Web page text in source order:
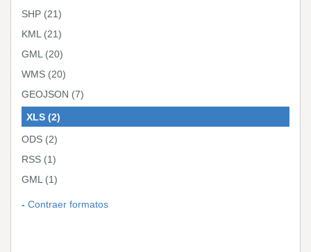
SHP (21)
KML (21)
GML (20)
WMS (20)
GEOJSON (7)
XLS (2)
ODS (2)
RSS (1)
GML (1)
Contraer formatos